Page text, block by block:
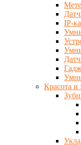
IP-
Красота и